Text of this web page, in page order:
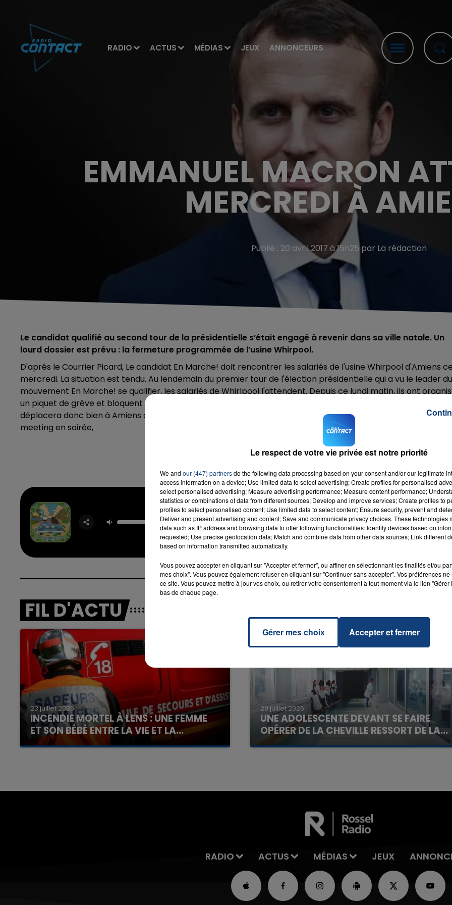
RADIO ACTUS MÉDIAS JEUX ANNONCEURS
7h00 - 12h00
LA TEAM DU WEEK-END
16h00 - 20h00
LA TEAM DU WEEK-END
EMMANUEL MACRON
MERCREDI À
Publié : 20 avril 2017 à 15h25 par La rédaction
Le candidat qualifié au second tour de la présidentielle s’était engagé à revenir dans sa ville natale. Un
lourd dossier est prévu : la fermeture programmée de l’usine Whirpool.
D'aprés le Courrier Picard, Le candidat En Marche! doit rencontrer les salariés de l'usine Whirpool d'Amiens ce
mercredi. La situation est tendu. Au lendemain du premier tour de l'élection présidentielle qui a vu le leader du
mouvement En Marche! se qualifier, les salariés de Whirlpool l'attendent. Depuis ce lundi matin, ils ont
un piquet de grêve et bloquent l'entrée poids lourd du site promis à la fermeture. Emmanuel Macron se
déplacera donc bien à Amiens ce mercredi après-midi, avant de reprendre la route vers Arras où il tiendra
meeting en soirée,
No Broke Boys
DISCO LINES &
TINASHE
RADIO CONTACT
FIL D'ACTU
23 juillet 2026
INCENDIE MORTEL À LENS : UNE FEMME
ET SON BÉBÉ ENTRE LA VIE ET LA...
Un homme s'est immolé par le feu après avoir
20 juillet 2026
UNE ADOLESCENTE DEVANT SE FAIRE
OPÉRER DE LA CHEVILLE RESSORT DE LA...
La famille a porté plainte contre la clinique qui a
7h00 - 12h00 16h00 - 20h00
RADIO ACTUS MÉDIAS JEUX
Le respect de votre vie privée est notre priorité
We and our (447) partnersdo the following data processing based on your consent and/or our legitimate
access information on a device; Use limited data to select advertising; Create profiles for personalised
select personalised advertising; Measure advertising performance; Measure content performance;
statistics or combinations of data from different sources; Develop and improve services; Create profiles to
profiles to select personalised content; Use limited data to select content; Ensure security, prevent and
Deliver and present advertising and content; Save and communicate privacy choices. These technologies
data such as IP address and browsing data to offer following functionalities: Identify devices based on
requested; Use precise geolocation data; Match and combine data from other data sources; Link different
based on information transmitted automatically.
Vous pouvez accepter en cliquant sur "Accepter et fermer", ou affiner en sélectionnant les finalités et/ou
mes choix". Vous pouvez également refuser en cliquant sur "Continuer sans accepter". Vos préférences
ce site. Vous pouvez mettre à jour vos choix, ou retirer votre consentement à tout moment via le lien
bas de chaque page.
Gérer mes choix Accepter et fermer